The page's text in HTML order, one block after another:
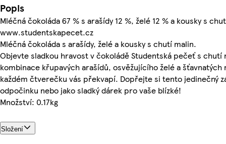
Popis
Mléčná čokoláda 67 % s arašídy 12 %, želé 12 % a kousky s
www.studentskapecet.cz
Mléčná čokoláda s arašídy, želé a kousky s chutí malin.
Objevte sladkou hravost v čokoládě Studentská pečeť s chutí
kombinace křupavých arašídů, osvěžujícího želé a šťavnatých
každém čtverečku vás překvapí. Dopřejte si tento jedinečný
odpočinku nebo jako sladký dárek pro vaše blízké!
Množství: 0.17kg
Složení